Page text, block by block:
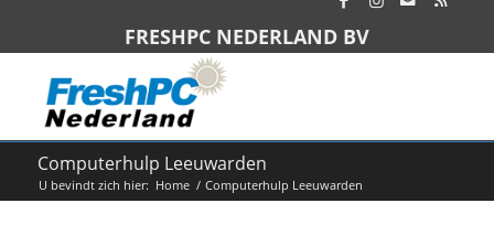
FRESHPC NEDERLAND BV
Computerhulp Leeuwarden
U bevindt zich hier: Home / Computerhulp Leeuwarden